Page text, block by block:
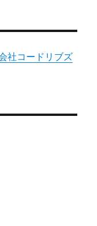
社コードリブズ